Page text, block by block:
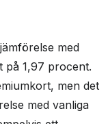
med
på 1,97 procent.
men det
med vanliga